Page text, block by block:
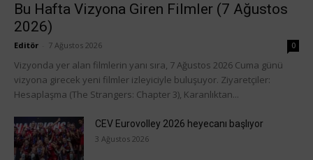
Bu Hafta Vizyona Giren Filmler (7 Ağustos
2026)
Editör 7 Ağustos 2026 0
Vizyonda yer alan filmlerin yanı sıra, 7 Ağustos 2026 Cuma günü
vizyona girecek yeni filmler izleyiciyle buluşuyor. Ziyaretçiler:
Hesaplaşma (The Strangers: Chapter 3), Karanlıktan...
CEV Eurovolley 2026 heyecanı başlıyor
3 Ağustos 2026